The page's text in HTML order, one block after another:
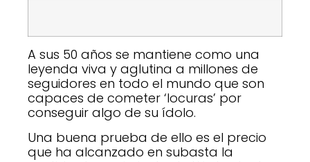
A sus 50 años se mantiene como una
leyenda viva y aglutina a millones de
seguidores en todo el mundo que son
capaces de cometer ‘locuras’ por
conseguir algo de su ídolo.
Una buena prueba de ello es el precio
que ha alcanzado en subasta la